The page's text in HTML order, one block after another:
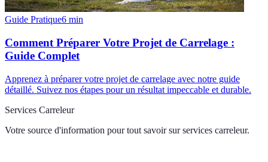
Guide Pratique6 min
Comment Préparer Votre Projet de Carrelage :
Guide Complet
Apprenez à préparer votre projet de carrelage avec notre guide
détaillé. Suivez nos étapes pour un résultat impeccable et durable.
Services Carreleur
Votre source d'information pour tout savoir sur services carreleur.